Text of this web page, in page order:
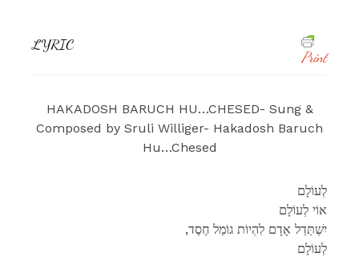
LYRIC
Print
HAKADOSH BARUCH HU…CHESED- Sung &
Composed by Sruli Williger- Hakadosh Baruch
Hu…Chesed
לְעוֹלָם
אוֹי לְעוֹלָם
,יִשְׁתַּדֵל ‏אָדָם לִהְיוֹת גוֹמֵל חֶסֶד
לְעוֹלָם